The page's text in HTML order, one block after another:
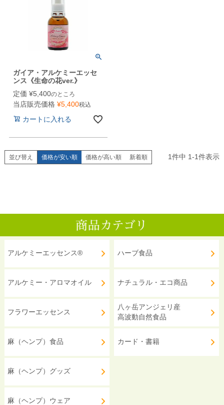
ガイア・アルケミーエッセ
ンス《生命の花ver.》
定価 ¥5,400のところ
当店販売価格 ¥5,400税込
カートに入れる
並び替え 価格が安い順 価格が高い順 新着順 1件中 1-1件表示
アルケミーエッセンス®
アルケミー・アロマオイル
フラワーエッセンス
麻（ヘンプ）食品
麻（ヘンプ）グッズ
麻（ヘンプ）ウェア
ハーブ食品
ナチュラル・エコ商品
八ヶ岳アンジェリ産
高波動自然食品
カード・書籍